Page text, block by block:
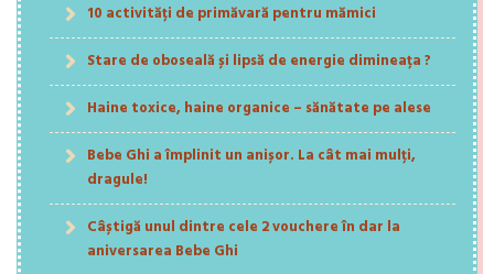
10 activități de primăvară pentru mămici
Stare de oboseală și lipsă de energie dimineața ?
Haine toxice, haine organice – sănătate pe alese
Bebe Ghi a împlinit un anișor. La cât mai mulți,
dragule!
Câștigă unul dintre cele 2 vouchere în dar la
aniversarea Bebe Ghi